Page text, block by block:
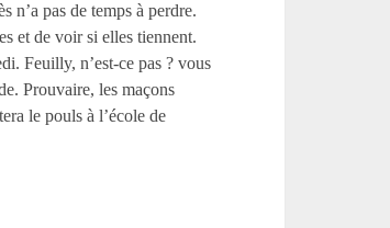
n’a pas de temps à perdre.
et de voir si elles tiennent.
Feuilly, n’est-ce pas ? vous
Prouvaire, les maçons
le pouls à l’école de